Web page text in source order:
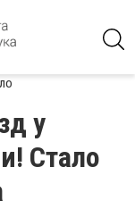
у
Стало